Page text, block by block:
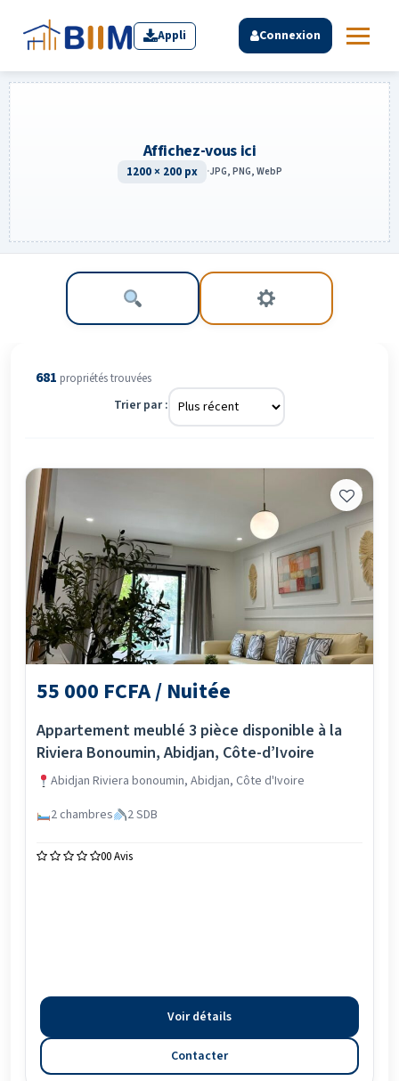
Appli Connexion
Affichez-vous ici
1200 × 200 px ·JPG, PNG, WebP
681 propriétéstrouvées
Trier par :
55 000 FCFA / Nuitée
Appartement meublé 3 pièce disponible à la
Riviera Bonoumin, Abidjan, Côte-d’Ivoire
Abidjan Riviera bonoumin, Abidjan, Côte d'Ivoire
2 chambres
2 SDB
00 Avis
Voir détails
Contacter